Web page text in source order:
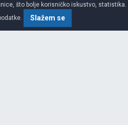
što bolje korisničko iskustvo,
Slažem se